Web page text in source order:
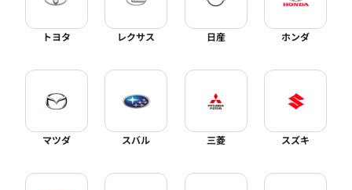
トヨタ レクサス 日産 ホンダ
マツダ スバル 三菱 スズキ